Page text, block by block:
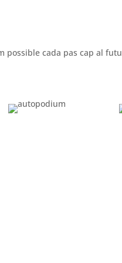
possible cada pas cap al